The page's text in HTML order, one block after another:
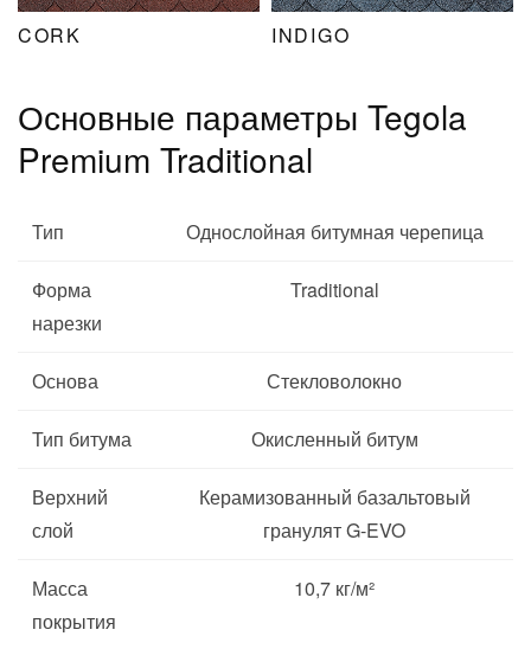
CORK INDIGO
Основные параметры Tegola
Premium Traditional
Тип Однослойная битумная черепица
Форма
нарезки
Traditional
Основа Стекловолокно
Тип битума Окисленный битум
Верхний
слой
Керамизованный базальтовый
гранулят G-EVO
Масса
покрытия
10,7 кг/м²